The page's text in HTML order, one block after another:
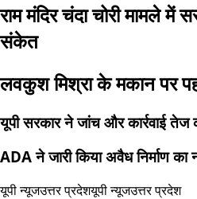
राम मंदिर चंदा चोरी मामले में
संकेत
लवकुश मिश्रा के मकान पर
यूपी सरकार ने जांच और कार्रवाई तेज
ADA ने जारी किया अवैध निर्माण का
यूपी न्यूजउत्तर प्रदेशयूपी न्यूजउत्तर प्रदेश